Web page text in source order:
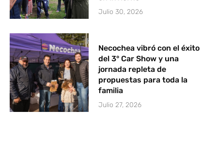
Julio 30, 2026
Necochea vibró con el éxito
del 3° Car Show y una
jornada repleta de
propuestas para toda la
familia
Julio 27, 2026